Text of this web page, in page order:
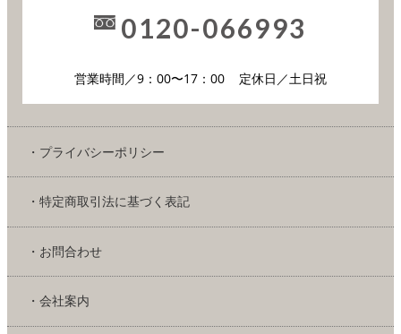
0120-066993
営業時間／9：00〜17：00 定休日／土日祝
・プライバシーポリシー
・特定商取引法に基づく表記
・お問合わせ
・会社案内